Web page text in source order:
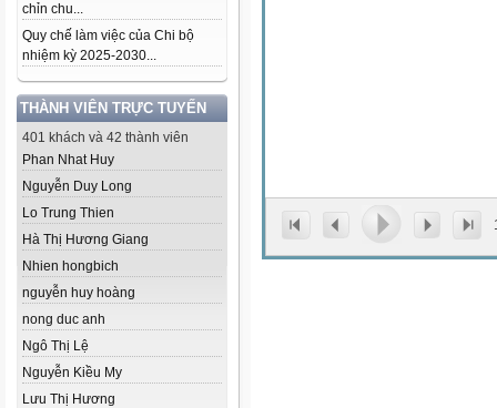
chỉn chu...
Quy chế làm việc của Chi bộ
nhiệm kỳ 2025-2030...
THÀNH VIÊN TRỰC TUYẾN
401 khách và 42 thành viên
Phan Nhat Huy
Nguyễn Duy Long
Lo Trung Thien
Hà Thị Hương Giang
Nhien hongbich
nguyễn huy hoàng
nong duc anh
Ngô Thị Lệ
Nguyễn Kiều My
Lưu Thị Hương